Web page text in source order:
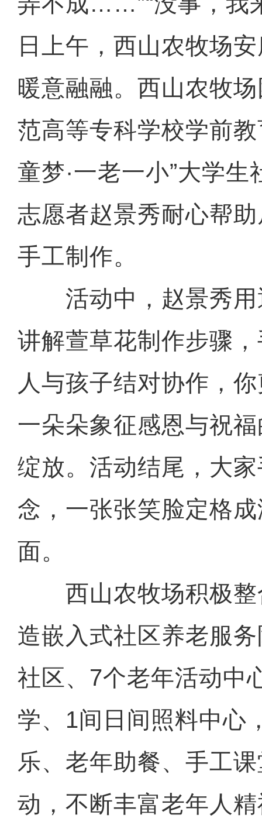
日上午，西山农牧场
暖意融融。西山农牧
范高等专科学校学前
童梦·一老一小”大学
志愿者赵景秀耐心帮
手工制作。
活动中，赵景秀用
讲解萱草花制作步骤
人与孩子结对协作，
一朵朵象征感恩与祝
绽放。活动结尾，大
念，一张张笑脸定格
面。
西山农牧场积极整
造嵌入式社区养老服
社区、7个老年活动中
学、1间日间照料中心
乐、老年助餐、手工
动，不断丰富老年人